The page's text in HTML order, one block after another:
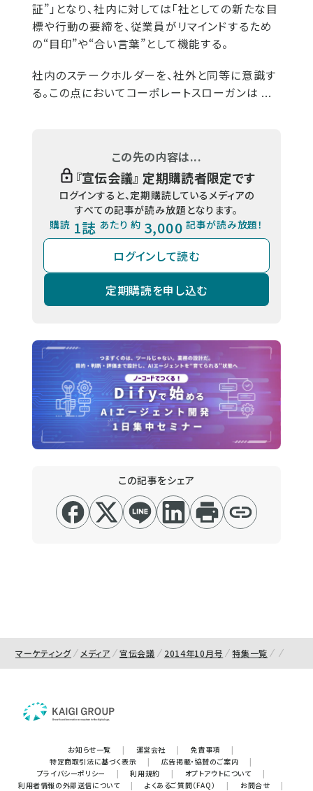
証”」となり、社内に対しては「社としての新たな目
標や行動の要締を、従業員がリマインドするため
の“目印”や“合い言葉”として機能する。
社内のステークホルダーを、社外と同等に意識す
る。この点においてコーポレートスローガンは ...
この先の内容は...
『宣伝会議』 定期購読者限定です
ログインすると、定期購読しているメディアの
すべての記事が読み放題となります。
購読 1誌 あたり 約 3,000 記事が読み放題！
ログインして読む
定期購読を申し込む
この記事をシェア
マーケティング メディア 宣伝会議 2014年10月号 特集一覧
お知らせ一覧 | 運営会社 | 免責事項
|
特定商取引法に基づく表示
| 広告掲載・協賛のご案内
|
プライバシーポリシー
| 利用規約 | オプトアウトについて
|
利用者情報の外部送信について
| よくあるご質問（FAQ） | お問合せ |